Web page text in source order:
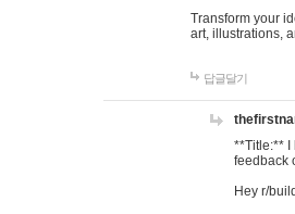
Transform your
art, illustrations,
답글달기
**Title:** I
feedback
Hey r/